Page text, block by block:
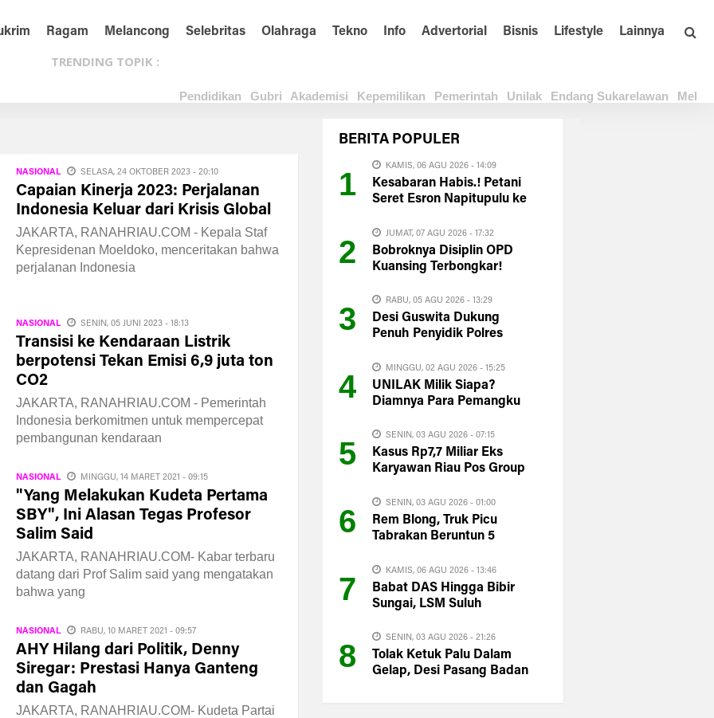
Ragam Melancong Selebritas Olahraga Tekno Info Advertorial Bisnis Lifestyle Lainnya
TRENDING TOPIK :
Pendidikan Gubri Akademisi Kepemilikan Pemerintah Unilak Endang Sukarelawan
NASIONAL SELASA, 24 OKTOBER 2023 - 20:10
Capaian Kinerja 2023: Perjalanan
Indonesia Keluar dari Krisis Global
JAKARTA, RANAHRIAU.COM - Kepala Staf
Kepresidenan Moeldoko, menceritakan bahwa
perjalanan Indonesia
NASIONAL SENIN, 05 JUNI 2023 - 18:13
Transisi ke Kendaraan Listrik
berpotensi Tekan Emisi 6,9 juta ton
CO2
JAKARTA, RANAHRIAU.COM - Pemerintah
Indonesia berkomitmen untuk mempercepat
pembangunan kendaraan
NASIONAL MINGGU, 14 MARET 2021 - 09:15
"Yang Melakukan Kudeta Pertama
SBY", Ini Alasan Tegas Profesor
Salim Said
JAKARTA, RANAHRIAU.COM- Kabar terbaru
datang dari Prof Salim said yang mengatakan
bahwa yang
NASIONAL RABU, 10 MARET 2021 - 09:57
AHY Hilang dari Politik, Denny
Siregar: Prestasi Hanya Ganteng
dan Gagah
JAKARTA, RANAHRIAU.COM- Kudeta Partai
BERITA POPULER
1
KAMIS, 06 AGU 2026 - 14:09
Kesabaran Habis.! Petani
Seret Esron Napitupulu ke
2
JUMAT, 07 AGU 2026 - 17:32
Bobroknya Disiplin OPD
Kuansing Terbongkar!
Bupati Harus Evaluasi Total
3
RABU, 05 AGU 2026 - 13:29
Desi Guswita Dukung
Penuh Penyidik Polres
Kuansing
4
MINGGU, 02 AGU 2026 - 15:25
UNILAK Milik Siapa?
Diamnya Para Pemangku
Memperbesar Kecurigaan
Publik
5
SENIN, 03 AGU 2026 - 07:15
Kasus Rp7,7 Miliar Eks
Karyawan Riau Pos Group
langsung Turun Tangan
6
SENIN, 03 AGU 2026 - 01:00
Rem Blong, Truk Picu
Tabrakan Beruntun 5
Pasaman
7
KAMIS, 06 AGU 2026 - 13:46
Babat DAS Hingga Bibir
Sungai, LSM Suluh
8
SENIN, 03 AGU 2026 - 21:26
Tolak Ketuk Palu Dalam
Gelap, Desi Pasang Badan